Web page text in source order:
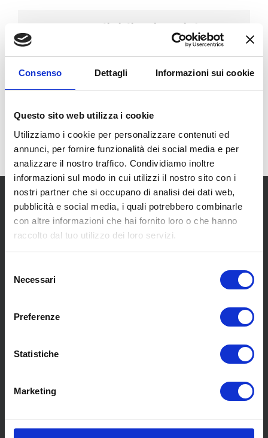
Consenso Dettagli Informazioni sui cookie
Questo sito web utilizza i cookie
Utilizziamo i cookie per personalizzare contenuti ed
annunci, per fornire funzionalità dei social media e per
analizzare il nostro traffico. Condividiamo inoltre
informazioni sul modo in cui utilizzi il nostro sito con i
nostri partner che si occupano di analisi dei dati web,
pubblicità e social media, i quali potrebbero combinarle
con altre informazioni che hai fornito loro o che hanno
raccolto dal tuo utilizzo dei loro servizi.
delNecessari
Preferenze
Statistiche
Marketing
Condividi sui social
FacebookLinkedInEmail
Chi siamo
Meccanica
Convenzioni